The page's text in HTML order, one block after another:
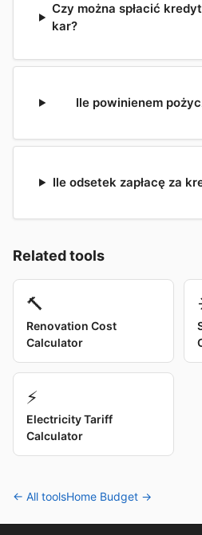
Czy można spłacić
kar?
Ile powinienem
Ile odsetek zapłacę za
Related tools
🔨
Renovation Cost
Calculator
⚡
Electricity Tariff
Calculator
← All toolsHome Budget →